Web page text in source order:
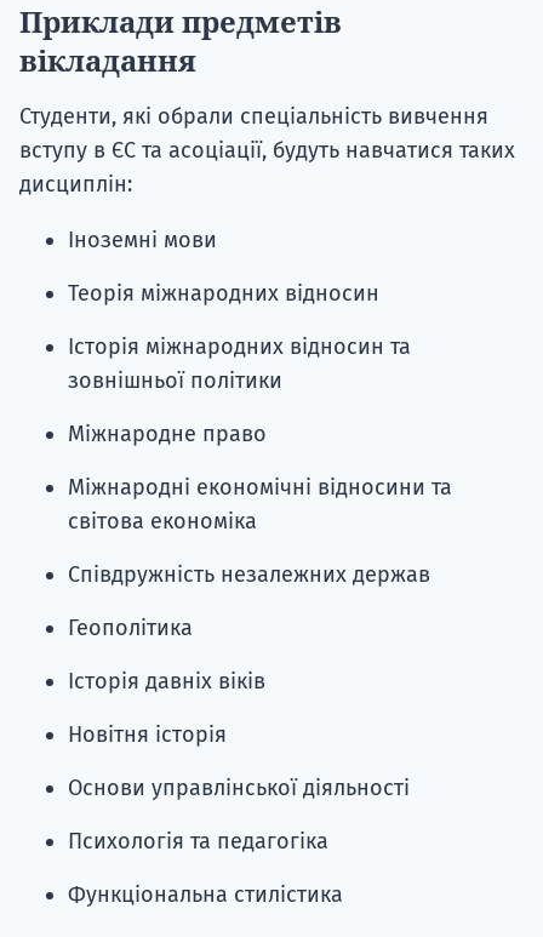
Приклади предметів
вікладання
Студенти, які обрали спеціальність вивчення
вступу в ЄС та асоціації, будуть навчатися таких
дисциплін:
Іноземні мови
Теорія міжнародних відносин
Історія міжнародних відносин та
зовнішньої політики
Міжнародне право
Міжнародні економічні відносини та
світова економіка
Співдружність незалежних держав
Геополітика
Історія давніх віків
Новітня історія
Основи управлінської діяльності
Психологія та педагогіка
Функціональна стилістика